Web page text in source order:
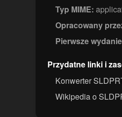
Typ MIME:
Opracowany
Pierwsze
Przydatne linki i
Konwerter
Wikipedia o